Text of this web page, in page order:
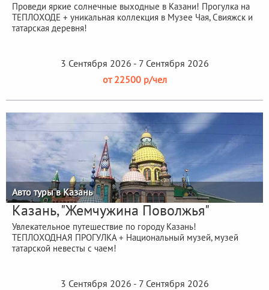
Проведи яркие солнечные выходные в Казани! Прогулка на
ТЕПЛОХОДЕ + уникальная коллекция в Музее Чая, Свияжск и
татарская деревня!
3 Сентября 2026 - 7 Сентября 2026
от 22500 р/чел
Авто туры в Казань
Казань, "Жемчужина Поволжья"
Увлекательное путешествие по городу Казань!
ТЕПЛОХОДНАЯ ПРОГУЛКА + Национальный музей, музей
татарской невесты с чаем!
3 Сентября 2026 - 7 Сентября 2026